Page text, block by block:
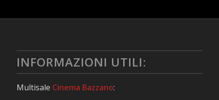
INFORMAZIONI UTILI:
Multisale Cinema Bazzano: